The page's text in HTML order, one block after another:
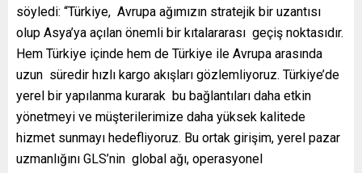
söyledi: “Türkiye, Avrupa ağımızın stratejik bir uzantısı
olup Asya’ya açılan önemli bir kıtalararası geçiş noktasıdır.
Hem Türkiye içinde hem de Türkiye ile Avrupa arasında
uzun süredir hızlı kargo akışları gözlemliyoruz. Türkiye’de
yerel bir yapılanma kurarak bu bağlantıları daha etkin
yönetmeyi ve müşterilerimize daha yüksek kalitede
hizmet sunmayı hedefliyoruz. Bu ortak girişim, yerel pazar
uzmanlığını GLS’nin global ağı, operasyonel